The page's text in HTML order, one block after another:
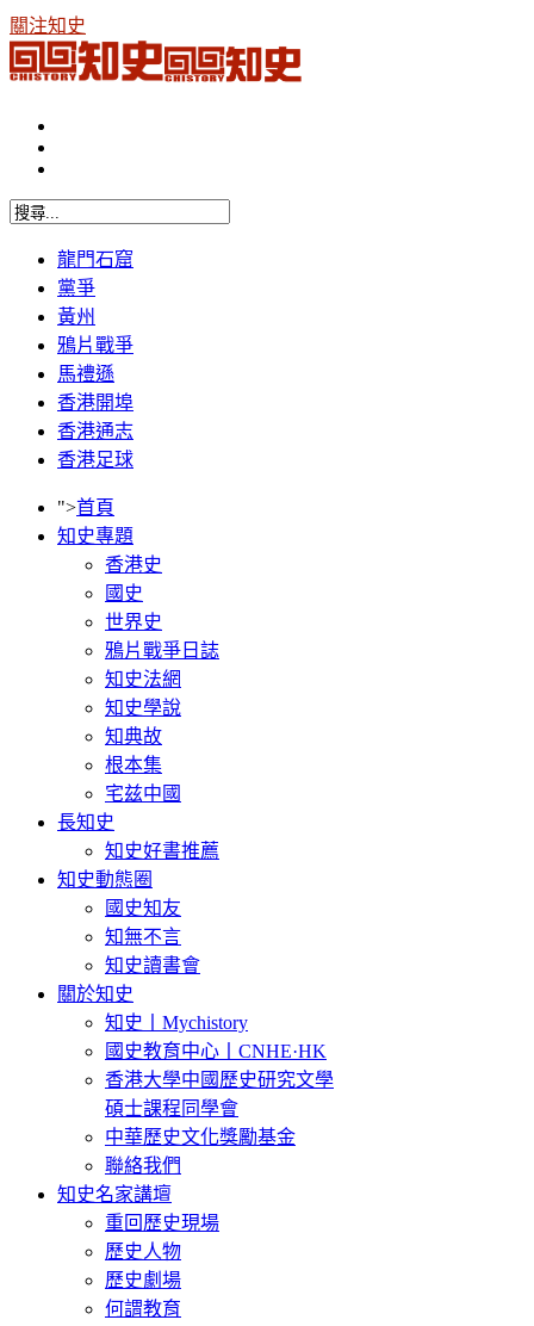
關注知史
龍門石窟
黨爭
黃州
鴉片戰爭
馬禮遜
香港開埠
香港通志
香港足球
">首頁
知史專題
香港史
國史
世界史
鴉片戰爭日誌
知史法網
知史學說
知典故
根本集
宅兹中國
長知史
知史好書推薦
知史動態圈
國史知友
知無不言
知史讀書會
關於知史
知史丨Mychistory
國史教育中心丨CNHE·HK
香港大學中國歷史研究文學
碩士課程同學會
中華歷史文化獎勵基金
聯絡我們
知史名家講壇
重回歷史現場
歷史人物
歷史劇場
何謂教育